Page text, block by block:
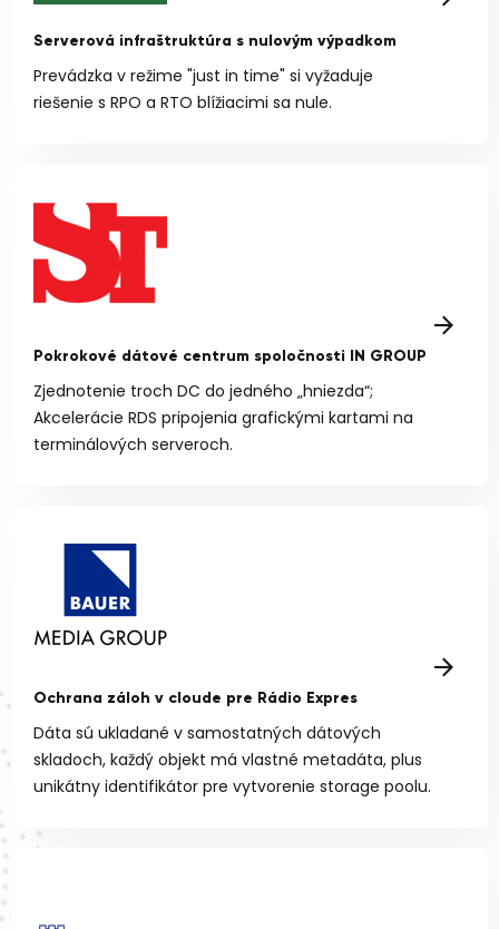
Serverová infraštruktúra s nulovým výpadkom
Prevádzka v režime "just in time" si vyžaduje
riešenie s RPO a RTO blížiacimi sa nule.
Pokrokové dátové centrum spoločnosti IN GROUP
Zjednotenie troch DC do jedného „hniezda“;
Akcelerácie RDS pripojenia grafickými kartami na
terminálových serveroch.
Ochrana záloh v cloude pre Rádio Expres
Dáta sú ukladané v samostatných dátových
skladoch, každý objekt má vlastné metadáta, plus
unikátny identifikátor pre vytvorenie storage poolu.